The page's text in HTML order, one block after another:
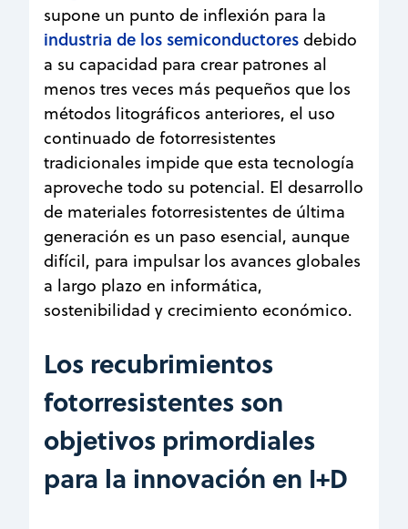
supone un punto de inflexión para la
industria de los semiconductores debido
a su capacidad para crear patrones al
menos tres veces más pequeños que los
métodos litográficos anteriores, el uso
continuado de fotorresistentes
tradicionales impide que esta tecnología
aproveche todo su potencial. El desarrollo
de materiales fotorresistentes de última
generación es un paso esencial, aunque
difícil, para impulsar los avances globales
a largo plazo en informática,
sostenibilidad y crecimiento económico.
Los recubrimientos
fotorresistentes son
objetivos primordiales
para la innovación en I+D